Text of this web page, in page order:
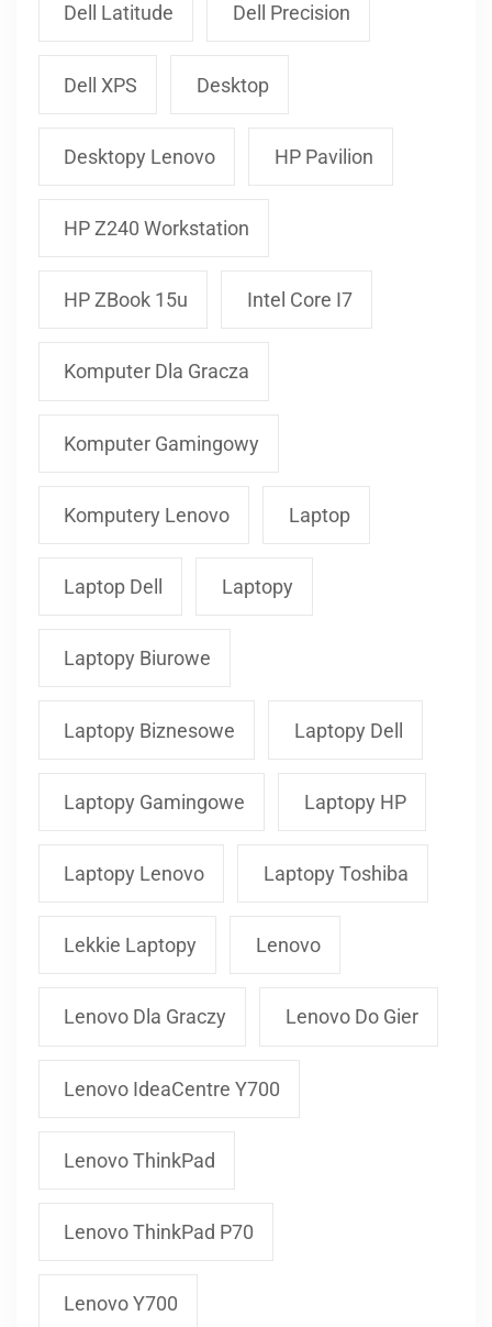
Dell Latitude Dell Precision
Dell XPS Desktop
Desktopy Lenovo HP Pavilion
HP Z240 Workstation
HP ZBook 15u Intel Core I7
Komputer Dla Gracza
Komputer Gamingowy
Komputery Lenovo Laptop
Laptop Dell Laptopy
Laptopy Biurowe
Laptopy Biznesowe Laptopy Dell
Laptopy Gamingowe Laptopy HP
Laptopy Lenovo Laptopy Toshiba
Lekkie Laptopy Lenovo
Lenovo Dla Graczy Lenovo Do Gier
Lenovo IdeaCentre Y700
Lenovo ThinkPad
Lenovo ThinkPad P70
Lenovo Y700